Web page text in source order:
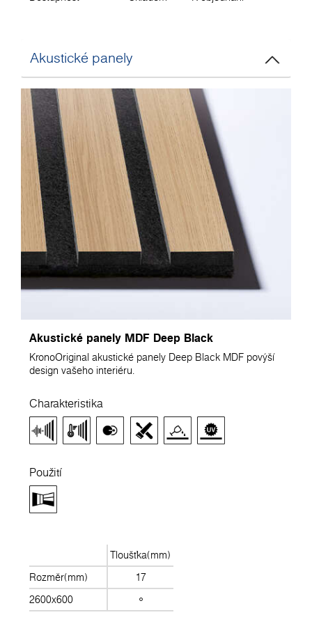
Akustické panely
Akustické panely MDF Deep Black
KronoOriginal akustické panely Deep Black MDF povýší
design vašeho interiéru.
Charakteristika
Použití
Tloušťka(mm)
Rozměr(mm)
17
2600x600